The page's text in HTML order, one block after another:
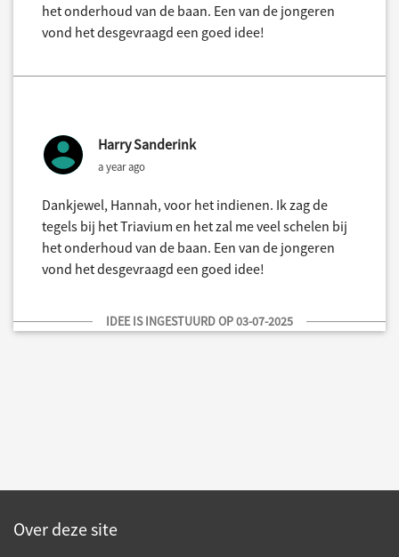
het onderhoud van de baan. Een van de jongeren
vond het desgevraagd een goed idee!
Harry Sanderink
a year ago
Dankjewel, Hannah, voor het indienen. Ik zag de
tegels bij het Triavium en het zal me veel schelen bij
het onderhoud van de baan. Een van de jongeren
vond het desgevraagd een goed idee!
IDEE IS INGESTUURD OP 03-07-2025
Over deze site